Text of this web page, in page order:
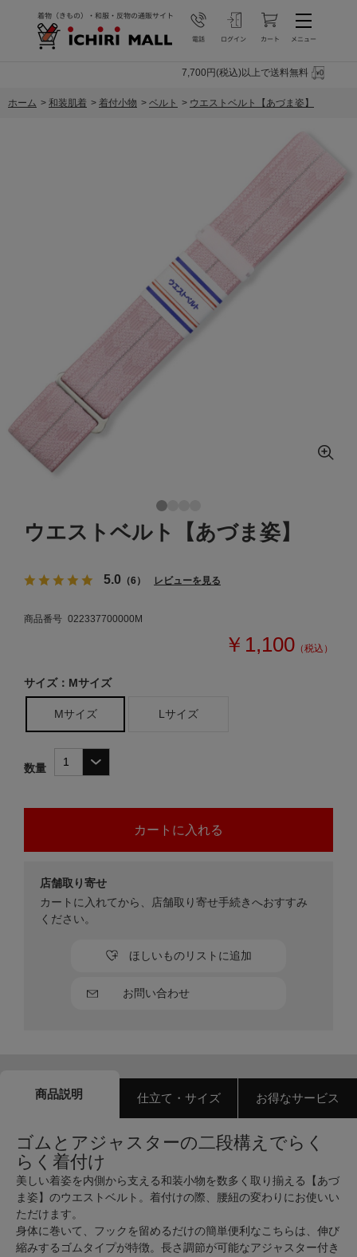
7,700円(税込)以上で送料無料
ホーム > 和装肌着 > 着付小物 > ベルト > ウエストベルト【あづま姿】
ウエストベルト【あづま姿】
5.0 （6） レビューを見る
商品番号 022337700000M
￥1,100 （税込）
サイズ：Mサイズ
Mサイズ Lサイズ
数量
お問い合わせ
ほしいものリストに追加
店舗取り寄せ
カートに入れてから、店舗取り寄せ手続きへおすすみ
ください。
商品説明 仕立て・サイズ お得なサービス
ゴムとアジャスターの二段構えでらく
らく着付け
美しい着姿を内側から支える和装小物を数多く取り揃える【あづ
ま姿】のウエストベルト。着付けの際、腰紐の変わりにお使いい
ただけます。
身体に巻いて、フックを留めるだけの簡単便利なこちらは、伸び
縮みするゴムタイプが特徴。長さ調節が可能なアジャスター付き